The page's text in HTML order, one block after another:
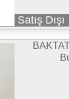
Satış Dışı